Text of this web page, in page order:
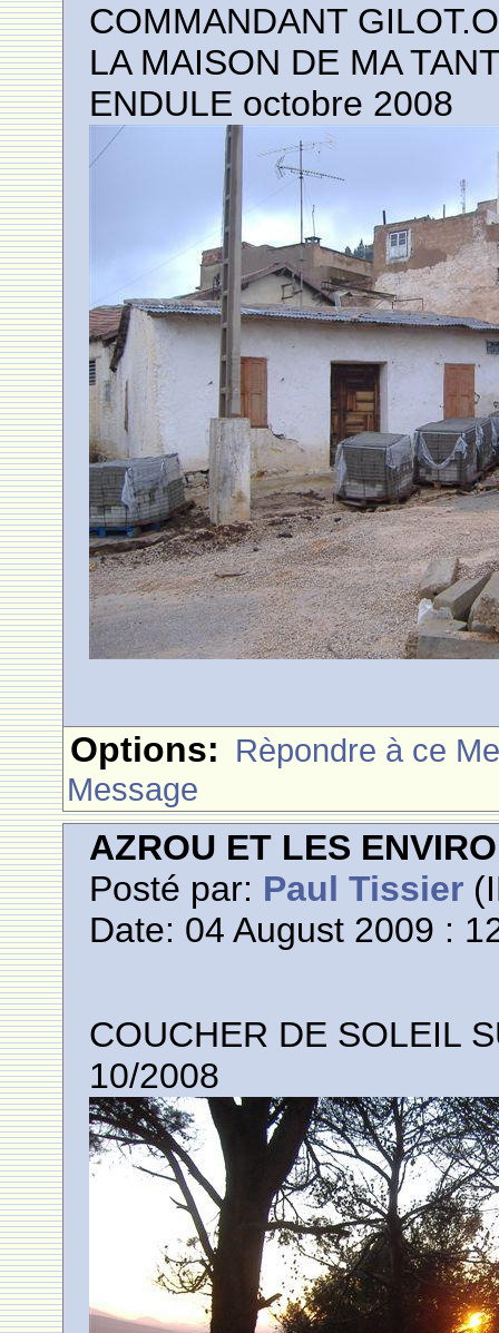
COMMANDANT
LA MAISON DE MA
ENDULE octobre 2008
Options: Rèpondre à ce
Message
AZROU ET LES
Posté par: Paul Tissier
Date: 04 August 2009 :
COUCHER DE SOLEIL
10/2008